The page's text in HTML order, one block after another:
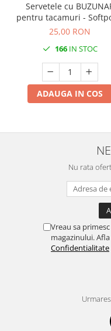
Servetele cu
pentru tacamuri -
(Alb) / 33 x 40 cm / 50
25,00 RON
166IN STOC
ADAUGA IN COS
Nu rata
Vreau sa
magazinului.
Confidentialitate